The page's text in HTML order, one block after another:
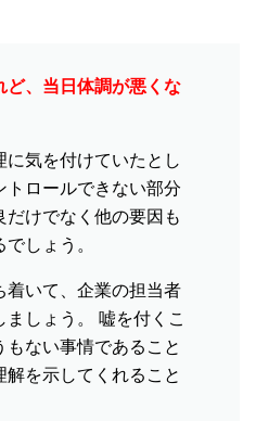
、当日体調が悪くな
に気を付けていたとし
トロールできない部分
だけでなく他の要因も
しょう。
着いて、企業の担当者
しょう。 嘘を付くこ
もない事情であること
解を示してくれること